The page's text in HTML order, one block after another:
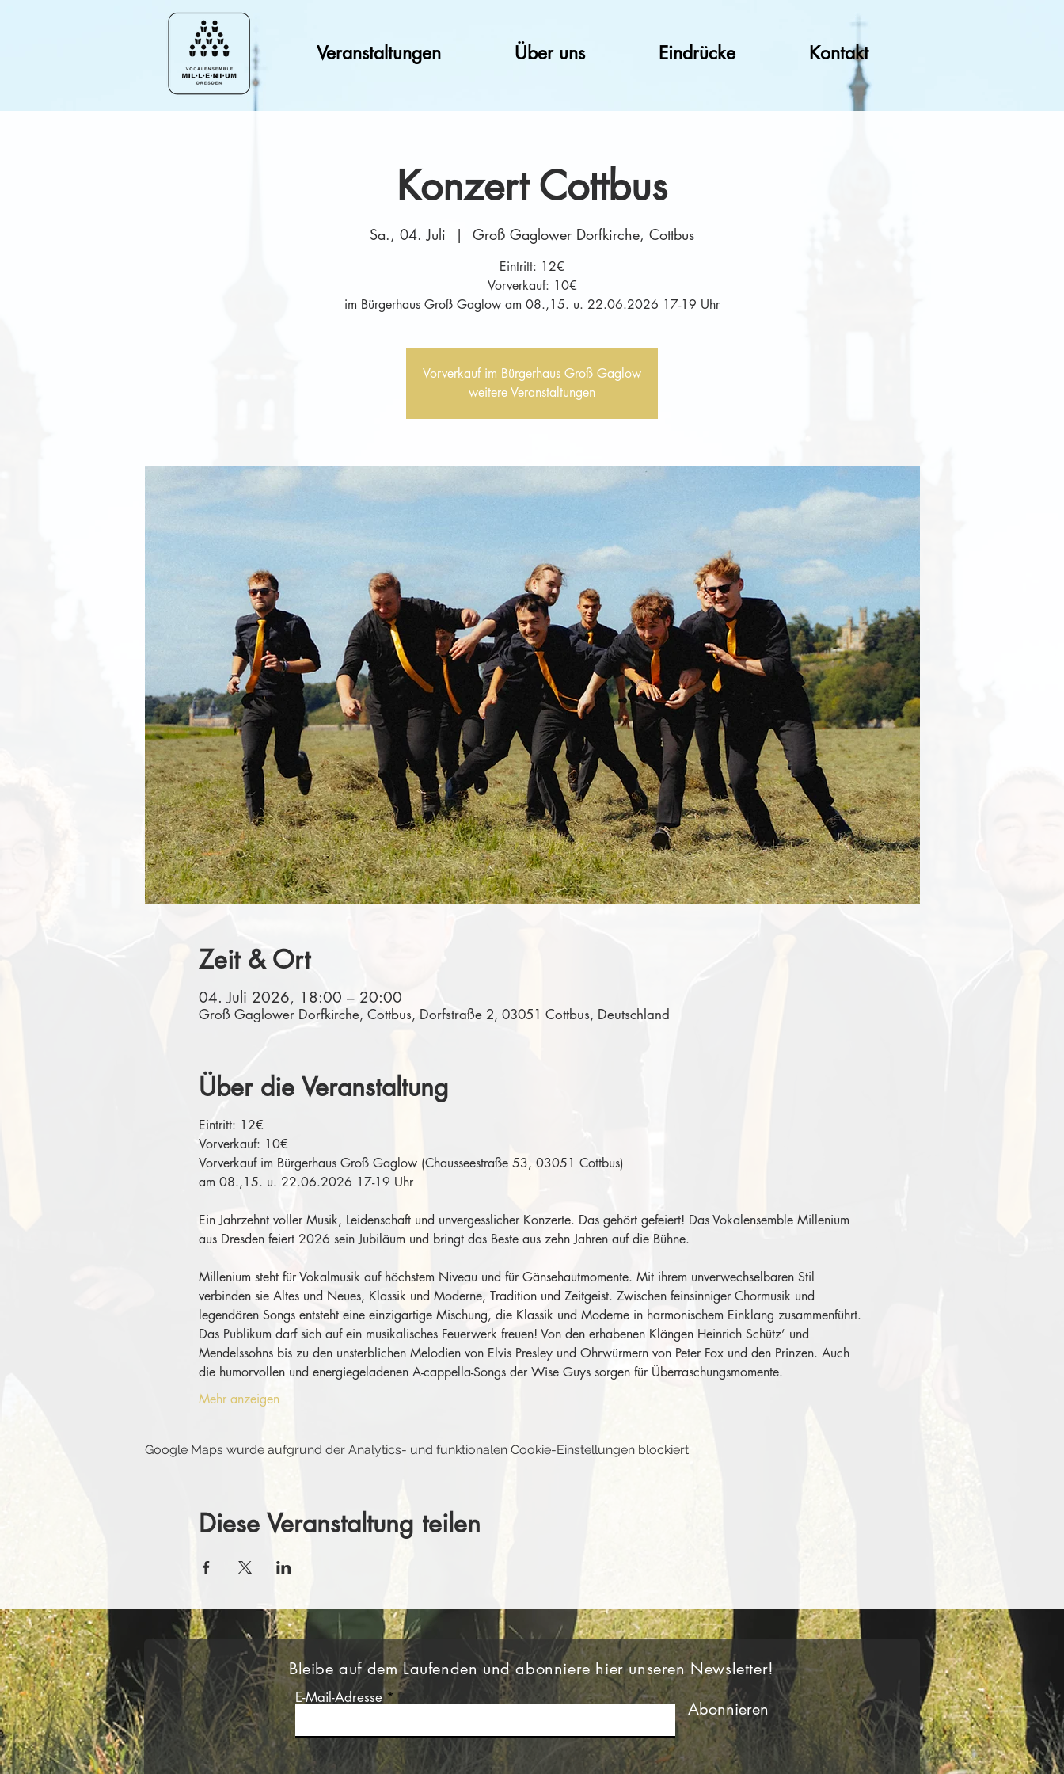
Veranstaltungen Über uns Eindrücke Kontakt
Konzert Cottbus
Sa., 04. Juli
  |
Groß Gaglower Dorfkirche, Cottbus
Eintritt: 12€
Vorverkauf: 10€
im Bürgerhaus Groß Gaglow am 08.,15. u. 22.06.2026 17-19 Uhr
Vorverkauf im Bürgerhaus Groß Gaglow
weitere Veranstaltungen
Zeit & Ort
04. Juli 2026, 18:00 – 20:00
Groß Gaglower Dorfkirche, Cottbus, Dorfstraße 2, 03051 Cottbus, Deutschland
Über die Veranstaltung
Eintritt: 12€
Vorverkauf: 10€
Vorverkauf im Bürgerhaus Groß Gaglow (Chausseestraße 53, 03051 Cottbus)
am 08.,15. u. 22.06.2026 17-19 Uhr
Ein Jahrzehnt voller Musik, Leidenschaft und unvergesslicher Konzerte. Das gehört gefeiert! Das Vokalensemble Millenium
aus Dresden feiert 2026 sein Jubiläum und bringt das Beste aus zehn Jahren auf die Bühne.
Millenium steht für Vokalmusik auf höchstem Niveau und für Gänsehautmomente. Mit ihrem unverwechselbaren Stil
verbinden sie Altes und Neues, Klassik und Moderne, Tradition und Zeitgeist. Zwischen feinsinniger Chormusik und
legendären Songs entsteht eine einzigartige Mischung, die Klassik und Moderne in harmonischem Einklang zusammenführt.
Das Publikum darf sich auf ein musikalisches Feuerwerk freuen! Von den erhabenen Klängen Heinrich Schütz’ und
Mendelssohns bis zu den unsterblichen Melodien von Elvis Presley und Ohrwürmern von Peter Fox und den Prinzen. Auch
die humorvollen und energiegeladenen A-cappella-Songs der Wise Guys sorgen für Überraschungsmomente.
Mehr anzeigen
Google Maps wurde aufgrund der Analytics- und funktionalen Cookie-Einstellungen blockiert.
Diese Veranstaltung teilen
Bleibe auf dem Laufenden und abonniere hier unseren Newsletter!
E-Mail-Adresse
Abonnieren